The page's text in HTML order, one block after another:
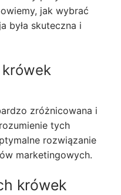
jak wybrać
była skuteczna i
krówek
zróżnicowana i
tych
rozwiązanie
marketingowych.
krówek